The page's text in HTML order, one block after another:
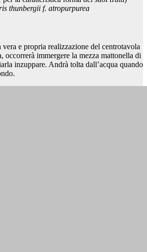
thunbergii f. atropurpurea
e propria realizzazione del centrotavola
occorrerà immergere la mezza mattonella di
inzuppare. Andrà tolta dall’acqua quando